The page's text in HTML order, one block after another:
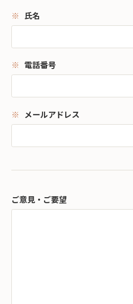
氏名
電話番号
メールアドレス
ご意見・ご要望